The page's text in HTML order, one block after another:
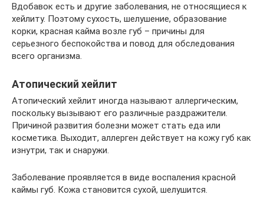
Вдобавок есть и другие заболевания, не относящиеся к
хейлиту. Поэтому сухость, шелушение, образование
корки, красная кайма возле губ – причины для
серьезного беспокойства и повод для обследования
всего организма.
Атопический хейлит
Атопический хейлит иногда называют аллергическим,
поскольку вызывают его различные раздражители.
Причиной развития болезни может стать еда или
косметика. Выходит, аллерген действует на кожу губ как
изнутри, так и снаружи.
Заболевание проявляется в виде воспаления красной
каймы губ. Кожа становится сухой, шелушится.